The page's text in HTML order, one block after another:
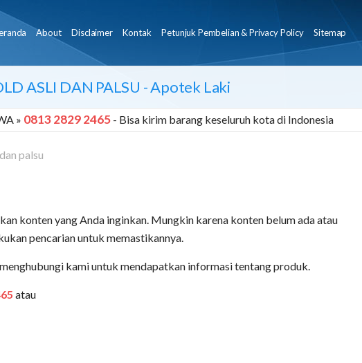
About Disclaimer Kontak Petunjuk Pembelian & Privacy Policy Sitemap
ASLI DAN PALSU - Apotek Laki
» 0813 2829 2465 - Bisa kirim barang keseluruh kota di Indonesia
palsu
konten yang Anda inginkan. Mungkin karena konten belum ada atau
pencarian untuk memastikannya.
kami untuk mendapatkan informasi tentang produk.
atau